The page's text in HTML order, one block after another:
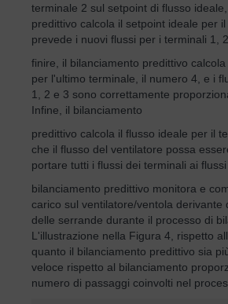
terminale 2 sul setpoint di flusso
predittivo calcola il setpoint ideale per
prevede i nuovi flussi per i terminali 1,
finire, il bilanciamento predittivo
per l'ultimo terminale, il numero 4, e i
1, 2 e 3 sono correttamente
Infine, il bilanciamento
predittivo calcola il flusso ideale per il
che il flusso del ventilatore possa
portare tutti i flussi dei terminali ai
bilanciamento predittivo monitora e
carico sul ventilatore/ventola derivante
delle serrande durante il processo di
L'illustrazione nella Figura 4, rispetto
quanto il bilanciamento predittivo sia
veloce rispetto al bilanciamento
numero di passaggi coinvolti nel